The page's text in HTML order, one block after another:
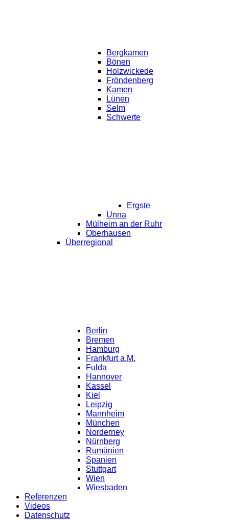
Bergkamen
Bönen
Holzwickede
Fröndenberg
Kamen
Lünen
Selm
Schwerte
Ergste
Unna
Mülheim an der Ruhr
Oberhausen
Überregional
Berlin
Bremen
Hamburg
Frankfurt a.M.
Fulda
Hannover
Kassel
Kiel
Leipzig
Mannheim
München
Norderney
Nürnberg
Rumänien
Spanien
Stuttgart
Wien
Wiesbaden
Referenzen
Videos
Datenschutz